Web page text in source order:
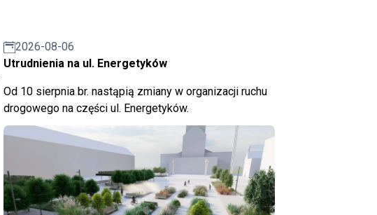
2026-08-06
Utrudnienia na ul. Energetyków
Od 10 sierpnia br. nastąpią zmiany w organizacji ruchu
drogowego na części ul. Energetyków.